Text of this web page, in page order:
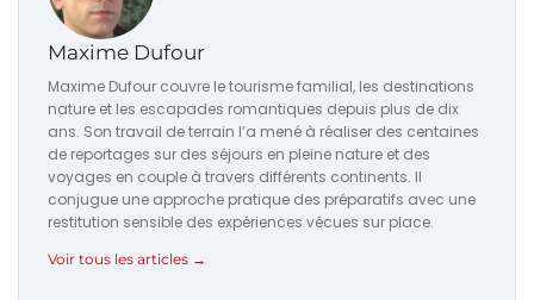
Maxime Dufour
Maxime Dufour couvre le tourisme familial, les destinations
nature et les escapades romantiques depuis plus de dix
ans. Son travail de terrain l’a mené à réaliser des centaines
de reportages sur des séjours en pleine nature et des
voyages en couple à travers différents continents. Il
conjugue une approche pratique des préparatifs avec une
restitution sensible des expériences vécues sur place.
Voir tous les articles →